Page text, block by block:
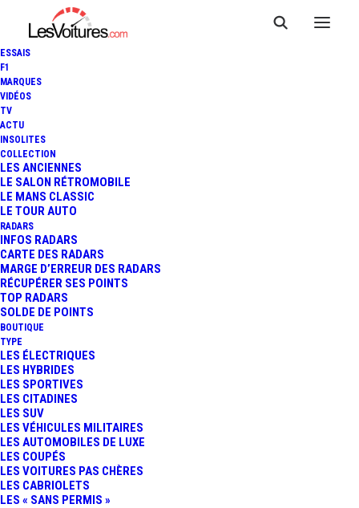
ESSAIS
F1
MARQUES
VIDÉOS
TV
ACTU
INSOLITES
COLLECTION
LES ANCIENNES
LE SALON RÉTROMOBILE
LE MANS CLASSIC
LE TOUR AUTO
RADARS
INFOS RADARS
CARTE DES RADARS
MARGE D’ERREUR DES RADARS
RÉCUPÉRER SES POINTS
TOP RADARS
SOLDE DE POINTS
BOUTIQUE
TYPE
LES ÉLECTRIQUES
LES HYBRIDES
LES SPORTIVES
LES CITADINES
LES SUV
LES VÉHICULES MILITAIRES
LES AUTOMOBILES DE LUXE
LES COUPÉS
LES VOITURES PAS CHÈRES
LES CABRIOLETS
LES « SANS PERMIS »
PIASTRI ET LANDO NORRIS
EN DÉMONSTRATION
7 Minutes